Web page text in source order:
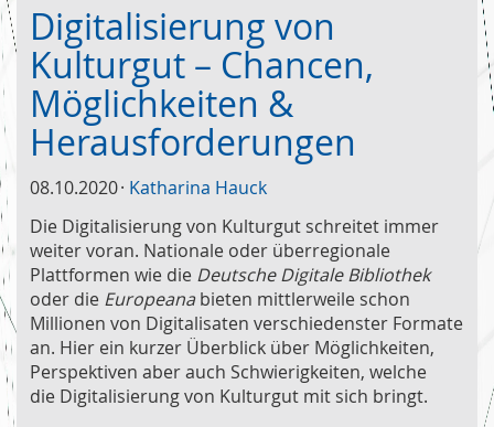
Digitalisierung von
Kulturgut – Chancen,
Möglichkeiten &
Herausforderungen
08.10.2020 Katharina Hauck
Die Digitalisierung von Kulturgut schreitet immer
weiter voran. Nationale oder überregionale
Plattformen wie die Deutsche Digitale Bibliothek
oder die Europeanabieten mittlerweile schon
Millionen von Digitalisaten verschiedenster Formate
an. Hier ein kurzer Überblick über Möglichkeiten,
Perspektiven aber auch Schwierigkeiten, welche
die Digitalisierung von Kulturgut mit sich bringt.